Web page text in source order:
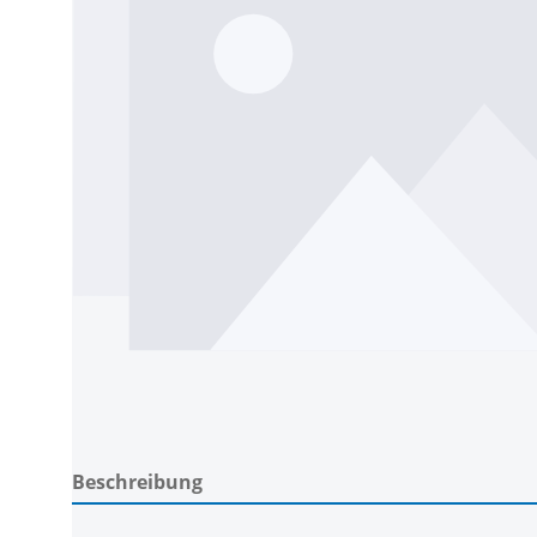
Beschreibung